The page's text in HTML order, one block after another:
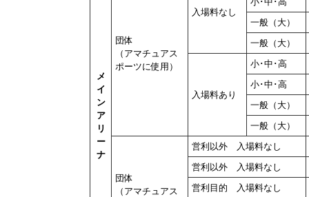
メ
イ
ン
ア
リ
ー
ナ
団体
（アマチュアス
ポーツに使用）
入場料なし
一般（大）
一般（大）
入場料あり
小･中･高
小･中･高
一般（大）
一般（大）
団体
（アマチュアス
営利以外 入場料なし
営利以外 入場料なし
営利目的 入場料なし